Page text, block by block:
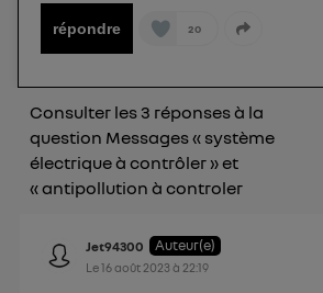
répondre 20
Consulter les 3 réponses à la
question Messages « système
électrique à contrôler » et
« antipollution à controler
Jet94300 Auteur(e)
Le16 août 2023 à 22:19
sur la navigation des membres du foyer
Pour uneconnexion mobile
Vous pouvez à tout
consentement surle portail d’Utiq
") ou via la page « gérer Utiq » en
Pour plus d'informations,